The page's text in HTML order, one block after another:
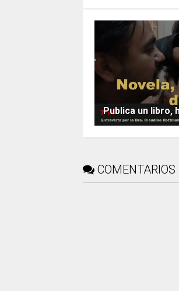
Publica un libro,
COMENTARIOS